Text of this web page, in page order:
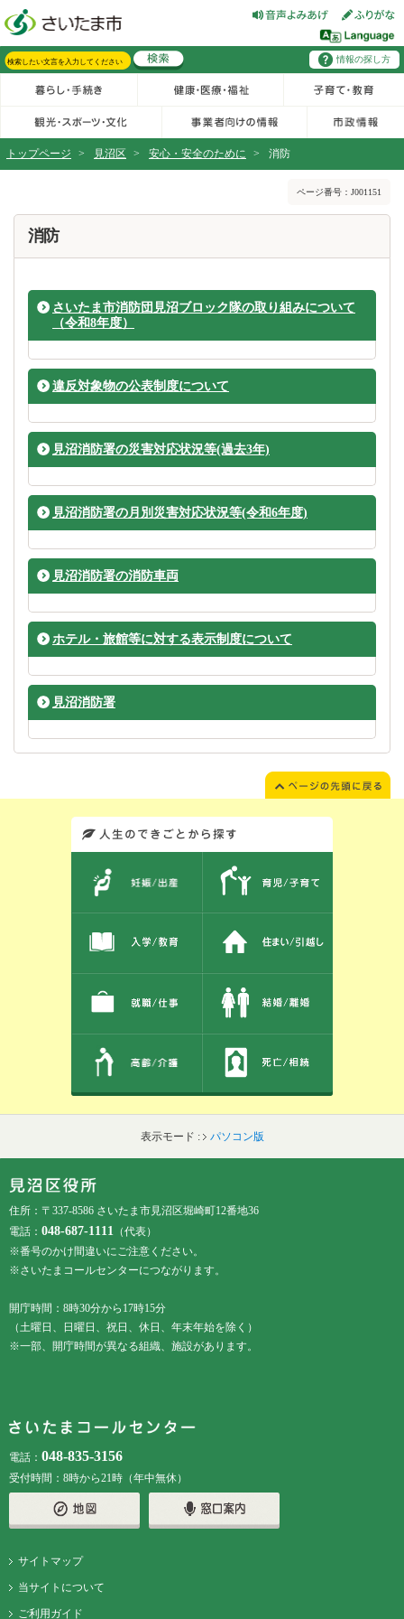
情報の探し方
トップページ > 見沼区 > 安心・安全のために > 消防
ページ番号：J001151
消防
さいたま市消防団見沼ブロック隊の取り組みについて
（令和8年度）
違反対象物の公表制度について
見沼消防署の災害対応状況等(過去3年)
見沼消防署の月別災害対応状況等(令和6年度)
見沼消防署の消防車両
ホテル・旅館等に対する表示制度について
見沼消防署
表示モード : パソコン版
住所：〒337-8586 さいたま市見沼区堀崎町12番地36
電話： 048-687-1111 （代表）
※番号のかけ間違いにご注意ください。
※さいたまコールセンターにつながります。
開庁時間：8時30分から17時15分
（土曜日、日曜日、祝日、休日、年末年始を除く）
※一部、開庁時間が異なる組織、施設があります。
電話： 048-835-3156
受付時間：8時から21時（年中無休）
サイトマップ
当サイトについて
ご利用ガイド